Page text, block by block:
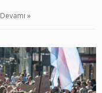
Devamı »